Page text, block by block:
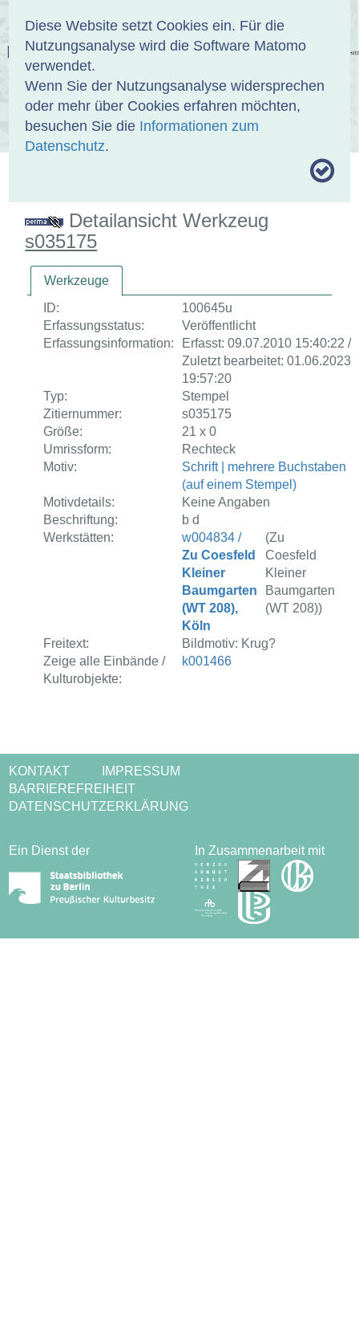
Diese Website setzt Cookies ein. Für die
Nutzungsanalyse wird die Software Matomo
verwendet.
Wenn Sie der Nutzungsanalyse widersprechen
oder mehr über Cookies erfahren möchten,
besuchen Sie die Informationen zum
Datenschutz.
EINBANDDATENBANK
ÜBER UNS SAMMLUNGEN SUCHE
Detailansicht Werkzeug
s035175
Werkzeuge
ID:
100645u
Erfassungsstatus:
Veröffentlicht
Erfassungsinformation:
Erfasst: 09.07.2010 15:40:22 /
Zuletzt bearbeitet: 01.06.2023
19:57:20
Typ:
Stempel
Zitiernummer:
s035175
Größe:
21 x 0
Umrissform:
Rechteck
Motiv:
Schrift | mehrere Buchstaben
(auf einem Stempel)
Motivdetails:
Keine Angaben
Beschriftung:
b d
Werkstätten:
w004834 /
Zu Coesfeld
Kleiner
Baumgarten
(WT 208),
Köln
(Zu
Coesfeld
Kleiner
Baumgarten
(WT 208))
Freitext:
Bildmotiv: Krug?
Zeige alle Einbände /
Kulturobjekte:
k001466
KONTAKT
IMPRESSUM
BARRIEREFREIHEIT
DATENSCHUTZERKLÄRUNG
Ein Dienst der In Zusammenarbeit mit